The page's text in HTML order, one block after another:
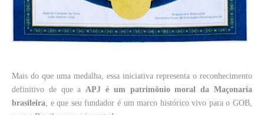
Mais do que uma medalha, essa iniciativa representa o reconhecimento
definitivo de que a APJ é um patrimônio moral da Maçonaria
brasileira , e que seu fundador é um marco histórico vivo para o GOB,